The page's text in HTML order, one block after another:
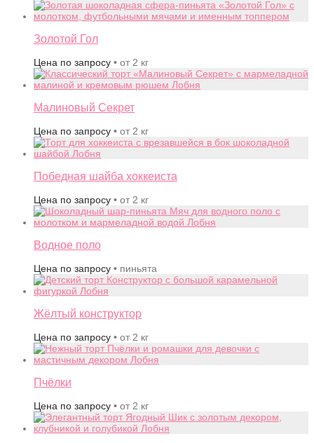
Золотой Гол
Цена по запросу • от 2 кг
Малиновый Секрет
Цена по запросу • от 2 кг
Победная шайба хоккеиста
Цена по запросу • от 2 кг
Водное поло
Цена по запросу • пиньята
Жёлтый конструктор
Цена по запросу • от 2 кг
Пчёлки
Цена по запросу • от 2 кг